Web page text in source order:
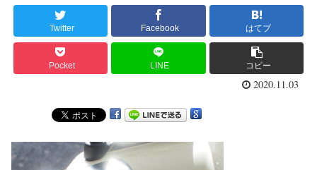
Twitter Facebook はてブ
Pocket LINE コピー
2020.11.03